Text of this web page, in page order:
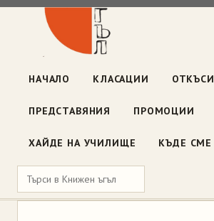
НАЧАЛО КЛАСАЦИИ ОТКЪСИ
ПРЕДСТАВЯНИЯ ПРОМОЦИИ
ХАЙДЕ НА УЧИЛИЩЕ КЪДЕ СМЕ